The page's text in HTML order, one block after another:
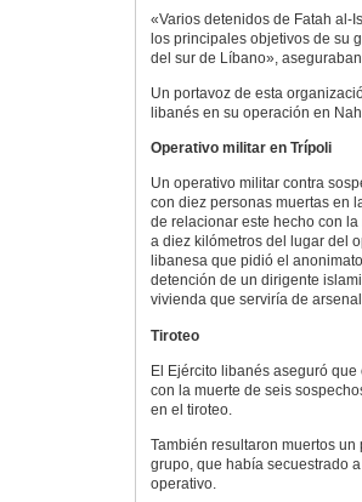
«Varios detenidos de Fatah al-
los principales objetivos de su
del sur de Líbano»,
Un portavoz de esta
libanés en su operación en
Operativo militar en Trípoli
Un operativo militar contra
con diez personas muertas en
de relacionar este hecho con
a diez kilómetros del lugar del
libanesa que pidió el
detención de un dirigente
vivienda que serviría de
Tiroteo
El Ejército libanés aseguró
con la muerte de seis
en el tiroteo.
También resultaron muertos
grupo, que había secuestrado
operativo.